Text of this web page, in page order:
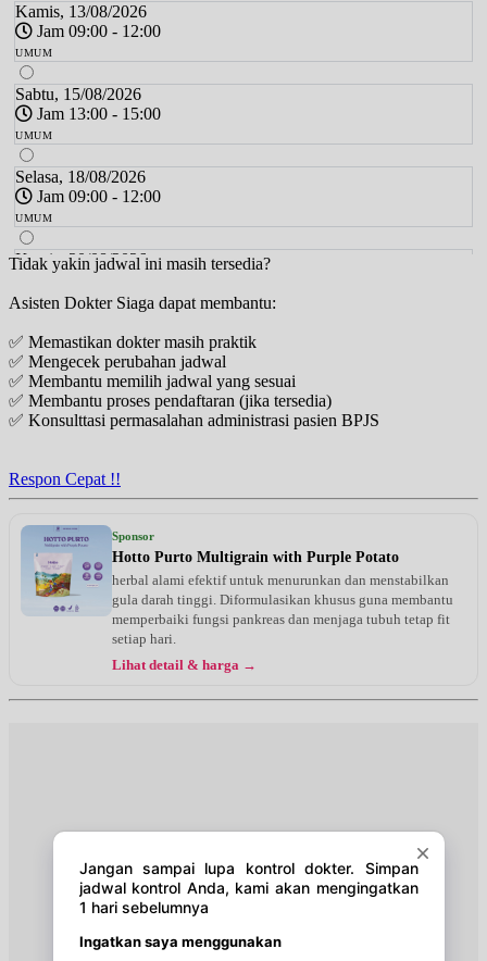
Kamis, 13/08/2026
Jam 09:00 - 12:00
UMUM
Sabtu, 15/08/2026
Jam 13:00 - 15:00
UMUM
Selasa, 18/08/2026
Jam 09:00 - 12:00
UMUM
Kamis, 20/08/2026
Jam 09:00 - 12:00
UMUM
Sabtu, 22/08/2026
Jam 13:00 - 15:00
UMUM
Selasa, 25/08/2026
Jam 09:00 - 12:00
UMUM
Sabtu, 29/08/2026
Jam 13:00 - 15:00
Selasa, 01/09/2026
Sabtu, 05/09/2026
Tidak yakin jadwal ini masih tersedia?
Asisten Dokter Siaga dapat membantu:
✅ Memastikan dokter masih praktik
✅ Mengecek perubahan jadwal
✅ Membantu memilih jadwal yang sesuai
✅ Membantu proses pendaftaran (jika tersedia)
✅ Konsulttasi permasalahan administrasi pasien BPJS
Respon Cepat !!
Sponsor
Hotto Purto Multigrain with Purple Potato
herbal alami efektif untuk menurunkan dan menstabilkan
gula darah tinggi. Diformulasikan khusus guna membantu
memperbaiki fungsi pankreas dan menjaga tubuh tetap fit
setiap hari.
Lihat detail & harga →